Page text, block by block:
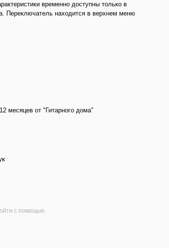
временно доступны только в
Переключатель находится в верхнем меню
месяцев от "Гитарного дома"
с помощью